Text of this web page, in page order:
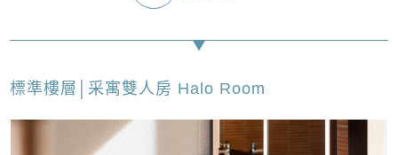
標準樓層│采寓雙人房 Halo Room